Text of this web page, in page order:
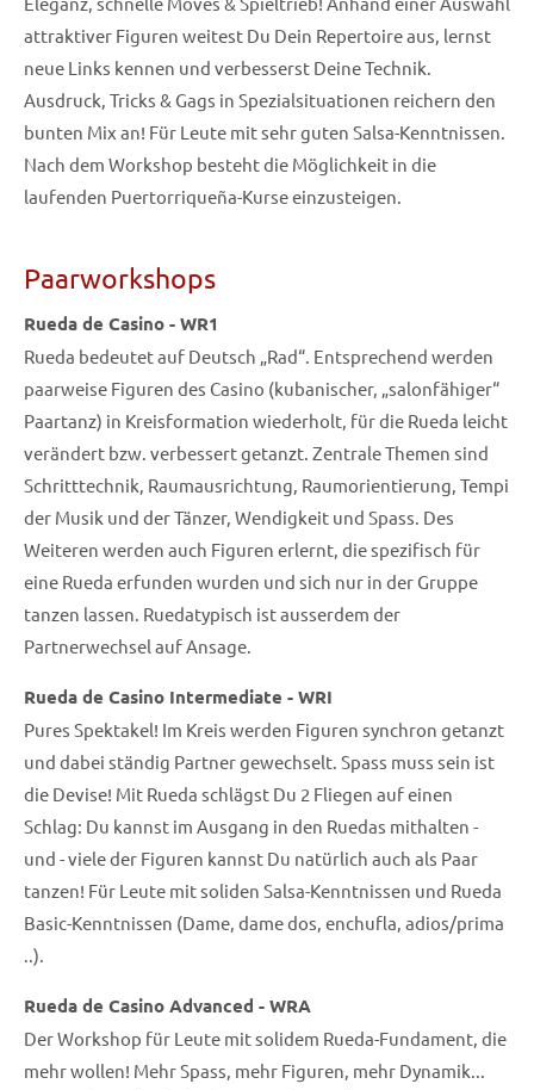
attraktiver Figuren weitest Du Dein Repertoire aus, lernst
neue Links kennen und verbesserst Deine Technik.
Ausdruck, Tricks & Gags in Spezialsituationen reichern den
bunten Mix an! Für Leute mit sehr guten Salsa-Kenntnissen.
Nach dem Workshop besteht die Möglichkeit in die
laufenden Puertorriqueña-Kurse einzusteigen.
Paarworkshops
Rueda de Casino - WR1
Rueda bedeutet auf Deutsch „Rad“. Entsprechend werden
paarweise Figuren des Casino (kubanischer, „salonfähiger“
Paartanz) in Kreisformation wiederholt, für die Rueda leicht
verändert bzw. verbessert getanzt. Zentrale Themen sind
Schritttechnik, Raumausrichtung, Raumorientierung, Tempi
der Musik und der Tänzer, Wendigkeit und Spass. Des
Weiteren werden auch Figuren erlernt, die spezifisch für
eine Rueda erfunden wurden und sich nur in der Gruppe
tanzen lassen. Ruedatypisch ist ausserdem der
Partnerwechsel auf Ansage.
Rueda de Casino Intermediate - WRI
Pures Spektakel! Im Kreis werden Figuren synchron getanzt
und dabei ständig Partner gewechselt. Spass muss sein ist
die Devise! Mit Rueda schlägst Du 2 Fliegen auf einen
Schlag: Du kannst im Ausgang in den Ruedas mithalten -
und - viele der Figuren kannst Du natürlich auch als Paar
tanzen! Für Leute mit soliden Salsa-Kenntnissen und Rueda
Basic-Kenntnissen (Dame, dame dos, enchufla, adios/prima
..).
Rueda de Casino Advanced - WRA
Der Workshop für Leute mit solidem Rueda-Fundament, die
mehr wollen! Mehr Spass, mehr Figuren, mehr Dynamik...